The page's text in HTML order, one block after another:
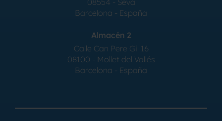
Barcelona - España
Almacén 2
Calle Can Pere Gil 16
08100 - Mollet del Vallés
Barcelona - España